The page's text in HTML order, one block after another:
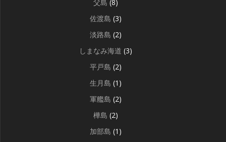
父島 (8)
佐渡島 (3)
淡路島 (2)
しまなみ海道 (3)
平戸島 (2)
生月島 (1)
軍艦島 (2)
樺島 (2)
加部島 (1)